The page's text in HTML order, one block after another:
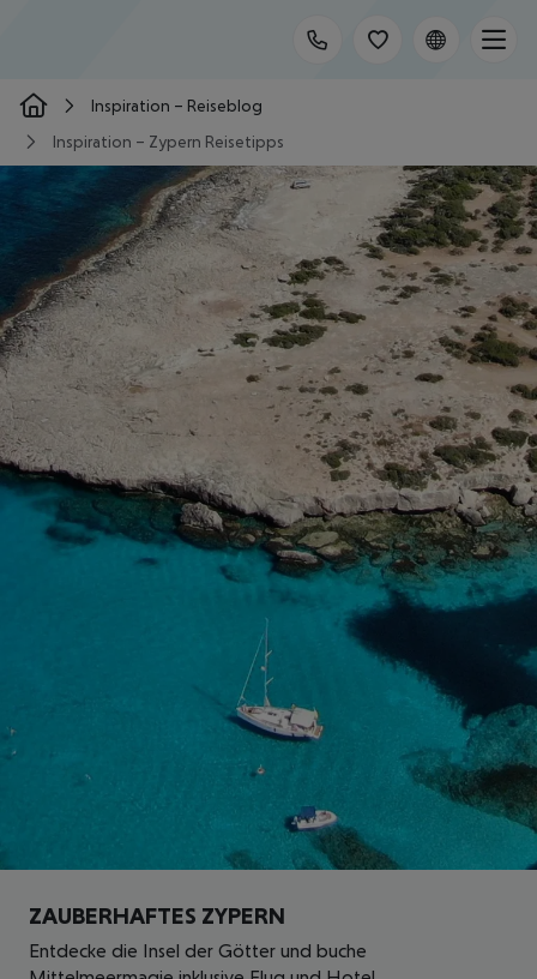
Inspiration – Reiseblog
Inspiration – Zypern Reisetipps
ZAUBERHAFTES ZYPERN
Entdecke die Insel der Götter und buche